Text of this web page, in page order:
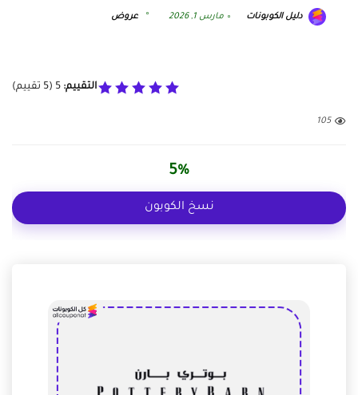
دليل الكوبونات مارس 1, 2026 عروض
التقييم: 5
(
5 تقييم)
105
5%
نسخ الكوبون